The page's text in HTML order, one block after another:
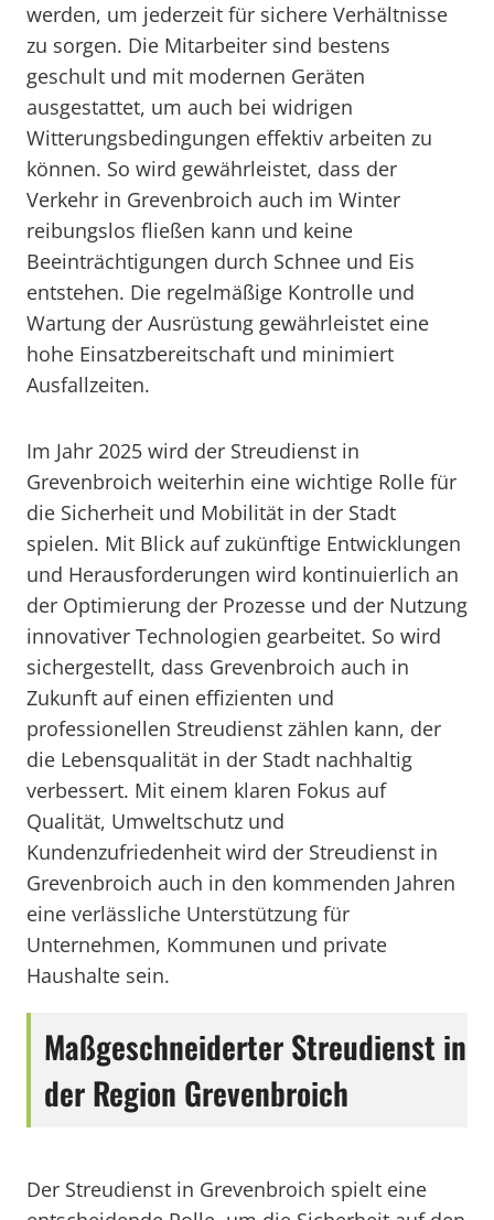
werden, um jederzeit für sichere Verhältnisse
zu sorgen. Die Mitarbeiter sind bestens
geschult und mit modernen Geräten
ausgestattet, um auch bei widrigen
Witterungsbedingungen effektiv arbeiten zu
können. So wird gewährleistet, dass der
Verkehr in Grevenbroich auch im Winter
reibungslos fließen kann und keine
Beeinträchtigungen durch Schnee und Eis
entstehen. Die regelmäßige Kontrolle und
Wartung der Ausrüstung gewährleistet eine
hohe Einsatzbereitschaft und minimiert
Ausfallzeiten.
Im Jahr 2025 wird der Streudienst in
Grevenbroich weiterhin eine wichtige Rolle für
die Sicherheit und Mobilität in der Stadt
spielen. Mit Blick auf zukünftige Entwicklungen
und Herausforderungen wird kontinuierlich an
der Optimierung der Prozesse und der Nutzung
innovativer Technologien gearbeitet. So wird
sichergestellt, dass Grevenbroich auch in
Zukunft auf einen effizienten und
professionellen Streudienst zählen kann, der
die Lebensqualität in der Stadt nachhaltig
verbessert. Mit einem klaren Fokus auf
Qualität, Umweltschutz und
Kundenzufriedenheit wird der Streudienst in
Grevenbroich auch in den kommenden Jahren
eine verlässliche Unterstützung für
Unternehmen, Kommunen und private
Haushalte sein.
Maßgeschneiderter Streudienst in
der Region Grevenbroich
Der Streudienst in Grevenbroich spielt eine